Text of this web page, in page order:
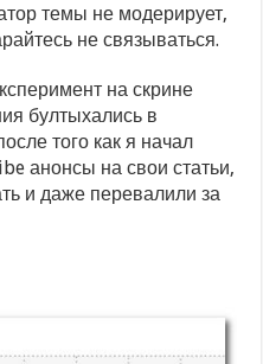
темы не модерирует,
не связываться.
на скрине
бултыхались в
того как я начал
анонсы на свои статьи,
и даже перевалили за